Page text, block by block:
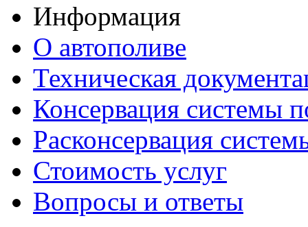
Информация
О автополиве
Техническая
Консервация системы
Расконсервация
Стоимость услуг
Вопросы и ответы